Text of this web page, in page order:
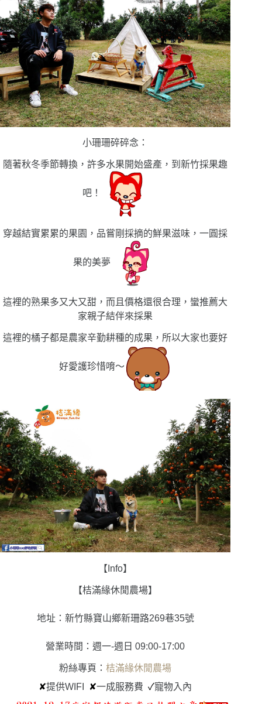
小珊珊碎碎念：
隨著秋冬季節轉換，許多水果開始盛產，到新竹採果趣
吧！
穿越結實累累的果園，品嘗剛採摘的鮮果滋味，一圓採
果的美夢
這裡的熟果多又大又甜，而且價格還很合理，蠻推薦大
家親子結伴來採果
這裡的橘子都是農家辛勤耕種的成果，所以大家也要好
好愛護珍惜唷〜
【Info】
【桔滿緣休閒農場】
地址：新竹縣寶山鄉新珊路269巷35號
營業時間：週一-週日 09:00-17:00
粉絲專頁：桔滿緣休閒農場
✘提供WIFI ✘一成服務費✓寵物入內